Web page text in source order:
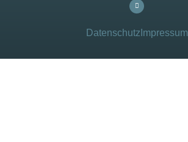
Datenschutz Impressum